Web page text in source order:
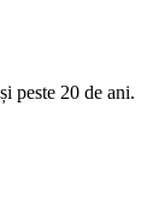
peste 20 de ani.